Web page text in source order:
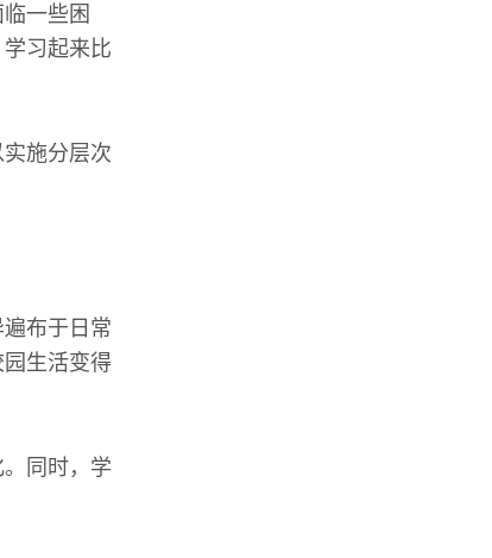
一些困
习起来比
施分层次
布于日常
生活变得
同时，学